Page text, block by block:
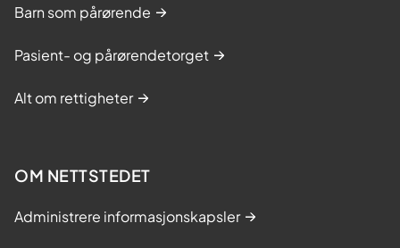
Barn som pårørende
Pasient- og pårørendetorget
Alt om rettigheter
OM NETTSTEDET
Administrere informasjonskapsler